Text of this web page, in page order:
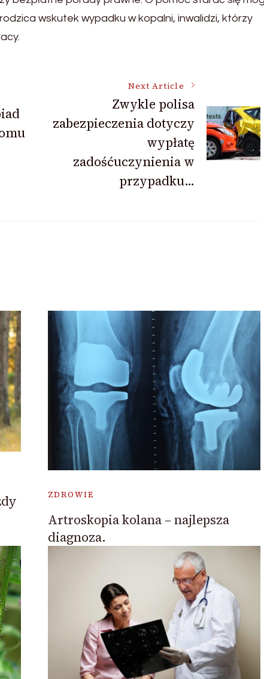
wskutek wypadku w kopalni, inwalidzi, którzy
Next Article
Zwykle polisa
zabezpieczenia dotyczy
wypłatę
zadośćuczynienia w
przypadku…
ZDROWIE
Artroskopia kolana – najlepsza
diagnoza.